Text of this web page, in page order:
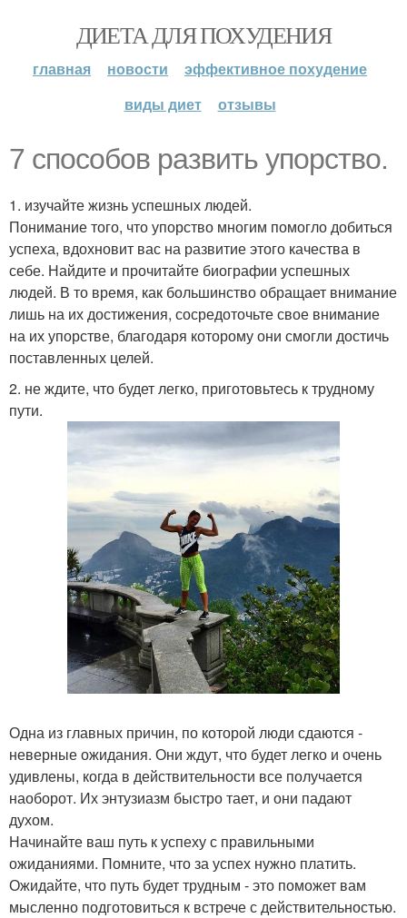
ДИЕТА ДЛЯ ПОХУДЕНИЯ
главная новости
эффективное похудение
виды диет
отзывы
7 способов развить упорство.
1. изучайте жизнь успешных людей.
Понимание того, что упорство многим помогло добиться
успеха, вдохновит вас на развитие этого качества в
себе. Найдите и прочитайте биографии успешных
людей. В то время, как большинство обращает внимание
лишь на их достижения, сосредоточьте свое внимание
на их упорстве, благодаря которому они смогли достичь
поставленных целей.
2. не ждите, что будет легко, приготовьтесь к трудному
пути.
Одна из главных причин, по которой люди сдаются -
неверные ожидания. Они ждут, что будет легко и очень
удивлены, когда в действительности все получается
наоборот. Их энтузиазм быстро тает, и они падают
духом.
Начинайте ваш путь к успеху с правильными
ожиданиями. Помните, что за успех нужно платить.
Ожидайте, что путь будет трудным - это поможет вам
мысленно подготовиться к встрече с действительностью.